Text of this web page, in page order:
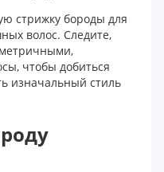
стрижку бороды для
волос. Следите,
чтобы добиться
изначальный стиль